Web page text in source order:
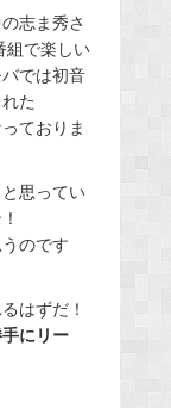
志ま秀さ
組で楽しい
では初音
た
ておりま
思ってい
のです
はずだ！
にリー